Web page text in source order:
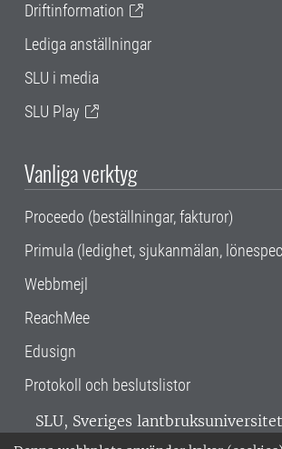
Driftinformation
Lediga anställningar
SLU i media
SLU Play
Vanliga verktyg
Proceedo (beställningar, fakturor)
Primula (ledighet, sjukanmälan,
Webbmejl
ReachMee
Edusign
Protokoll och beslutslistor
SLU, Sveriges
verksamhet över hela Sverige.